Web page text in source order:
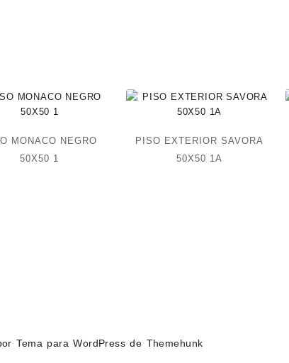
MONACO NEGRO
50X50 1
PISO EXTERIOR SAVORA
50X50 1A
Tema para WordPress de Themehunk